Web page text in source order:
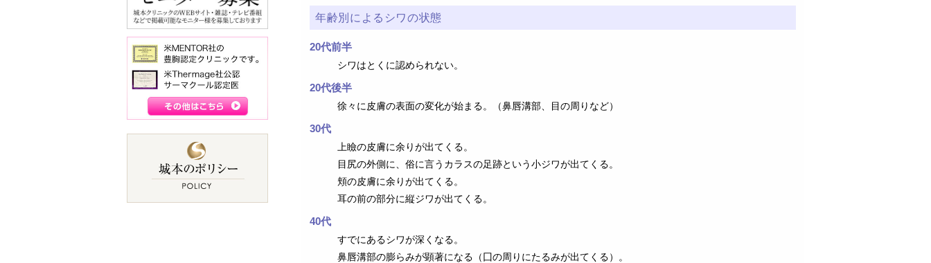
年齢別によるシワの状態
20代前半
シワはとくに認められない。
20代後半
徐々に皮膚の表面の変化が始まる。（鼻唇溝部、目の周りなど）
30代
上瞼の皮膚に余りが出てくる。
目尻の外側に、俗に言うカラスの足跡という小ジワが出てくる。
頬の皮膚に余りが出てくる。
耳の前の部分に縦ジワが出てくる。
40代
すでにあるシワが深くなる。
鼻唇溝部の膨らみが顕著になる（囗の周りにたるみが出てくる）。